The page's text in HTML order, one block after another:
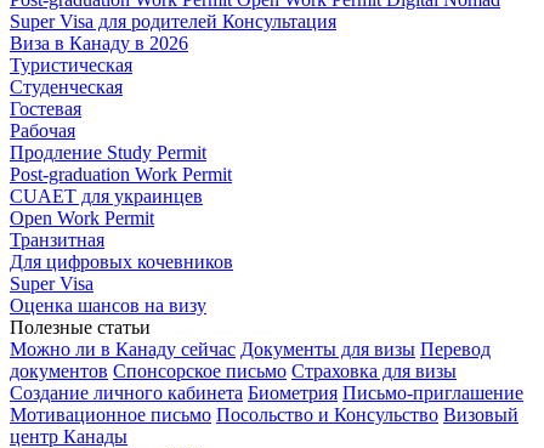
Super Visa для родителей Консультация
Виза в Канаду в 2026
Туристическая
Студенческая
Гостевая
Рабочая
Продление Study Permit
Post-graduation Work Permit
CUAET для украинцев
Open Work Permit
Транзитная
Для цифровых кочевников
Super Visa
Оценка шансов на визу
Полезные статьи
Можно ли в Канаду сейчас Документы для визы Перевод
документов Спонсорское письмо Страховка для визы
Создание личного кабинета Биометрия Письмо-приглашение
Мотивационное письмо Посольство и Консульство Визовый
центр Канады